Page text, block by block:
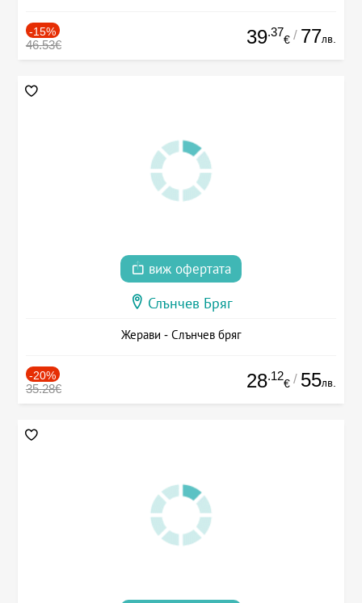
-15%
46.53€ 39.37
€ / 77лв.
виж офертата
Слънчев Бряг
Жерави - Слънчев бряг
-20%
35.28€ 28.12
€ / 55лв.